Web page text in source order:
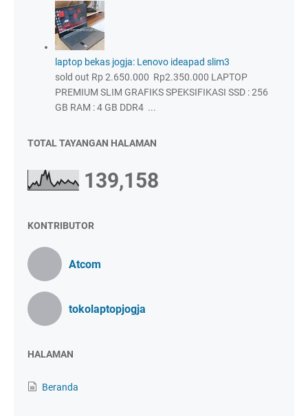
laptop bekas jogja: Lenovo ideapad slim3
sold out Rp 2.650.000 Rp2.350.000 LAPTOP
PREMIUM SLIM GRAFIKS SPEKSIFIKASI SSD : 256
GB RAM : 4 GB DDR4 ...
TOTAL TAYANGAN HALAMAN
139,158
KONTRIBUTOR
Atcom
tokolaptopjogja
HALAMAN
Beranda